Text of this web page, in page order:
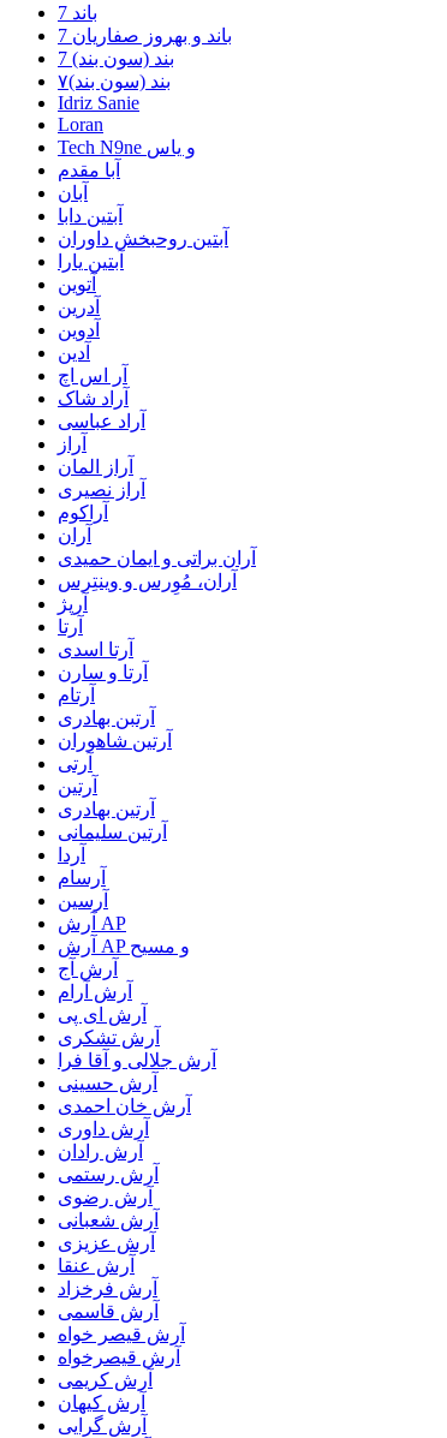
7 باند
7 باند و بهروز صفاریان
7 بند (سون بند)
۷بند (سون بند)
Idriz Sanie
Loran
Tech N9ne و یاس
آبا مقدم
آبان
آبتین دابا
آبتین روحبخش داوران
آبتین یارا
آتوین
آدرین
آدوین
آدین
آر اس اچ
آراد شاک
آراد عباسی
آراز
آراز المان
آراز نصیری
آراکوم
آران
آران براتی و ایمان حمیدی
آران، مُوِرس و وینتِرس
آرپژ
آرتا
آرتا اسدی
آرتا و سارن
آرتام
آرتبن بهادری
آرتين شاهوران
آرتی
آرتین
آرتین بهادری
آرتین سلیمانی
آردا
آرسام
آرسین
آرش AP
آرش AP و مسیح
آرش آج
آرش آرام
آرش ای پی
آرش تشکری
آرش جلالی و آقا فرا
آرش حسینی
آرش خان احمدی
آرش داوری
آرش رادان
آرش رستمى
آرش رضوی
آرش شعبانی
آرش عزیزی
آرش عنقا
آرش فرخزاد
آرش قاسمی
آرش قیصر خواه
آرش قیصرخواه
آرش کریمی
آرش کیهان
آرش گرایی